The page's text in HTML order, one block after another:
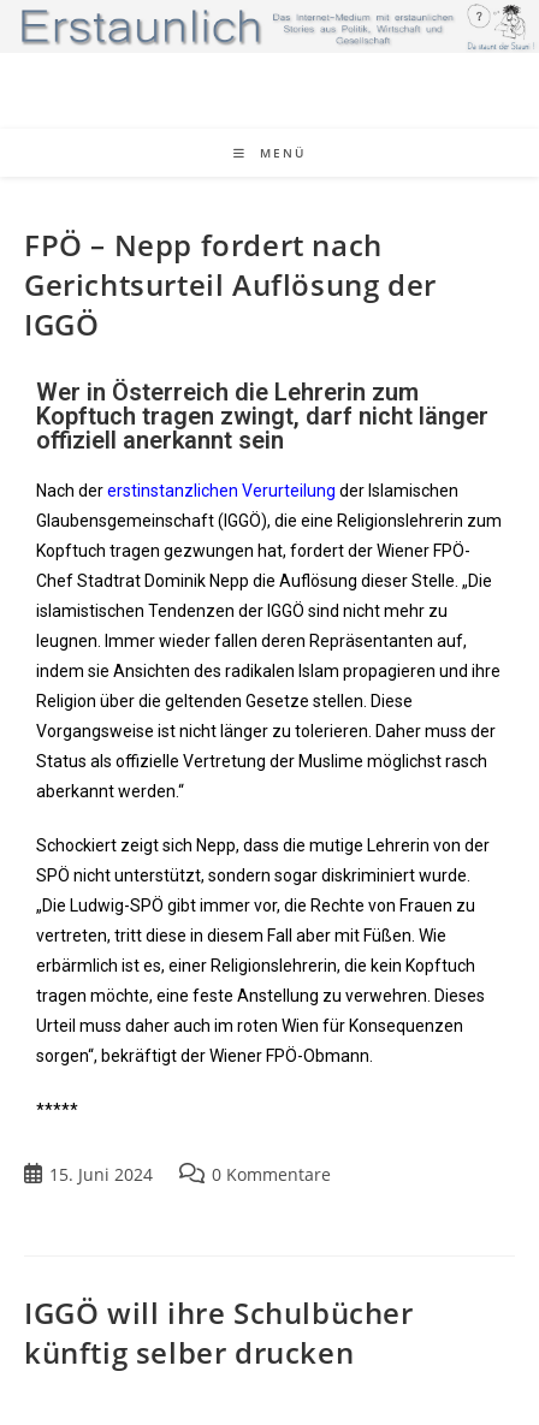
MENÜ
FPÖ – Nepp fordert nach
Gerichtsurteil Auflösung der
IGGÖ
Wer in Österreich die Lehrerin zum
Kopftuch tragen zwingt, darf nicht länger
offiziell anerkannt sein
Nach dererstinstanzlichen Verurteilung der Islamischen
Glaubensgemeinschaft (IGGÖ), die eine Religionslehrerin zum
Kopftuch tragen gezwungen hat, fordert der Wiener FPÖ-
Chef Stadtrat Dominik Nepp die Auflösung dieser Stelle. „Die
islamistischen Tendenzen der IGGÖ sind nicht mehr zu
leugnen. Immer wieder fallen deren Repräsentanten auf,
indem sie Ansichten des radikalen Islam propagieren und ihre
Religion über die geltenden Gesetze stellen. Diese
Vorgangsweise ist nicht länger zu tolerieren. Daher muss der
Status als offizielle Vertretung der Muslime möglichst rasch
aberkannt werden.“
Schockiert zeigt sich Nepp, dass die mutige Lehrerin von der
SPÖ nicht unterstützt, sondern sogar diskriminiert wurde.
„Die Ludwig-SPÖ gibt immer vor, die Rechte von Frauen zu
vertreten, tritt diese in diesem Fall aber mit Füßen. Wie
erbärmlich ist es, einer Religionslehrerin, die kein Kopftuch
tragen möchte, eine feste Anstellung zu verwehren. Dieses
Urteil muss daher auch im roten Wien für Konsequenzen
sorgen“, bekräftigt der Wiener FPÖ-Obmann.
*****
15. Juni 2024 0 Kommentare
IGGÖ will ihre Schulbücher
künftig selber drucken